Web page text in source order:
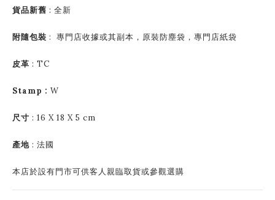
貨品新舊 : 全新
附隨包裝 : 專門店收據或其副本，原裝防塵袋，專門店紙袋
皮革 : TC
Stamp : W
尺寸 : 16 X 18 X 5 cm
產地 : 法國
本店於設有門市可供客人親臨取貨或參觀選購